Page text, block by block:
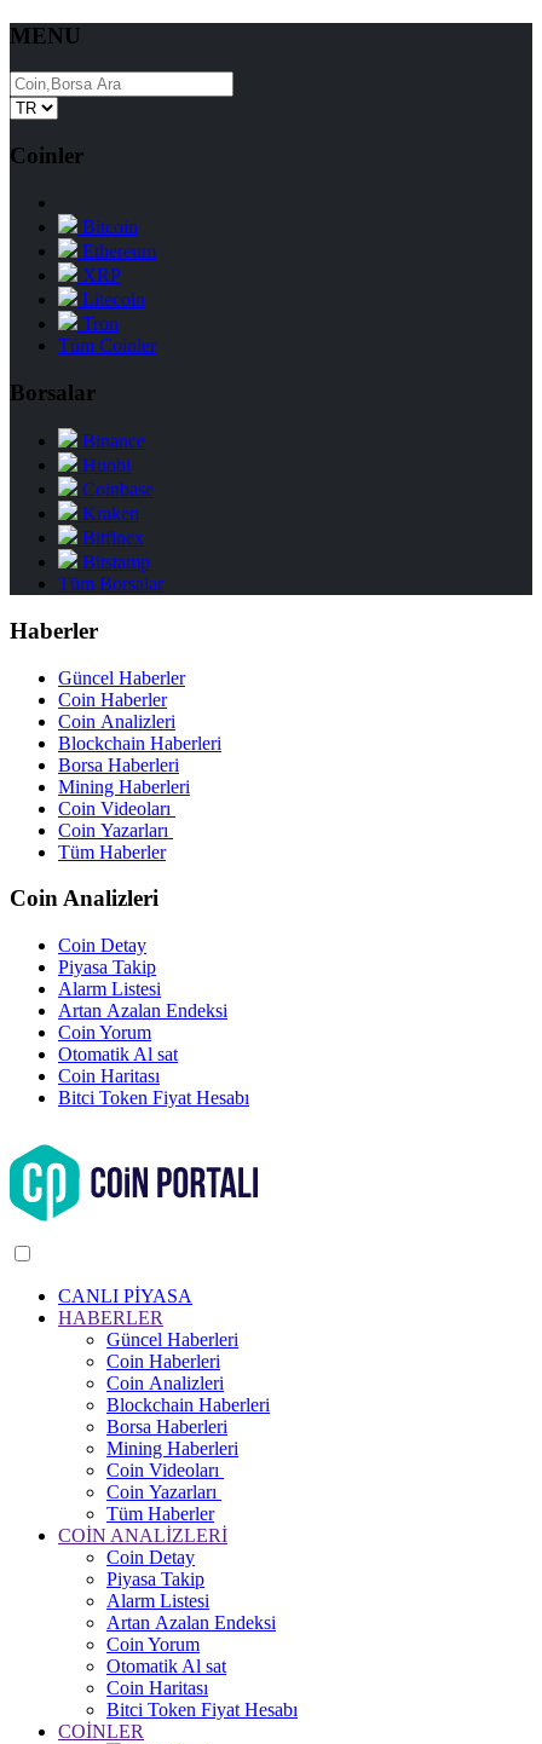
MENU
Coinler
Bitcoin
Ethereum
XRP
Litecoin
Tron
Tüm Coinler
Borsalar
Binance
Huobi
Coinbase
Kraken
Bitfinex
Bitstamp
Tüm Borsalar
Haberler
Güncel Haberler
Coin Haberler
Coin Analizleri
Blockchain Haberleri
Borsa Haberleri
Mining Haberleri
Coin Videoları
Coin Yazarları
Tüm Haberler
Coin Analizleri
Coin Detay
Piyasa Takip
Alarm Listesi
Artan Azalan Endeksi
Coin Yorum
Otomatik Al sat
Coin Haritası
Bitci Token Fiyat Hesabı
CANLI PİYASA
HABERLER
Güncel Haberleri
Coin Haberleri
Coin Analizleri
Blockchain Haberleri
Borsa Haberleri
Mining Haberleri
Coin Videoları
Coin Yazarları
Tüm Haberler
COİN ANALİZLERİ
Coin Detay
Piyasa Takip
Alarm Listesi
Artan Azalan Endeksi
Coin Yorum
Otomatik Al sat
Coin Haritası
Bitci Token Fiyat Hesabı
COİNLER